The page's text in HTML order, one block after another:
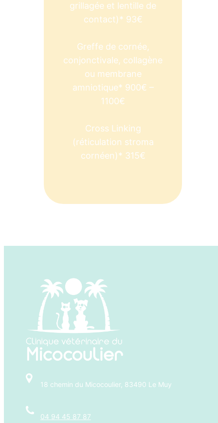
grillagée et lentille de
contact)* 93€
Greffe de cornée,
conjonctivale, collagène
ou membrane
amniotique* 900€ –
1100€
Cross Linking
(réticulation stroma
cornéen)* 315€
18 chemin du Micocoulier, 83490 Le Muy
04 94 45 87 87